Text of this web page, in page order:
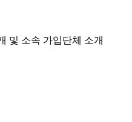
및 소속 가입단체 소개